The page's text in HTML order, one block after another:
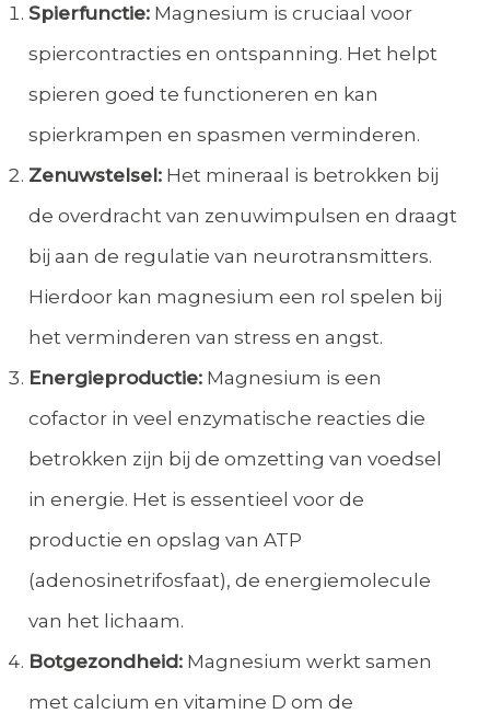
Spierfunctie: Magnesium is cruciaal voor
spiercontracties en ontspanning. Het helpt
spieren goed te functioneren en kan
spierkrampen en spasmen verminderen.
Zenuwstelsel: Het mineraal is betrokken bij
de overdracht van zenuwimpulsen en draagt
bij aan de regulatie van neurotransmitters.
Hierdoor kan magnesium een rol spelen bij
het verminderen van stress en angst.
Energieproductie: Magnesium is een
cofactor in veel enzymatische reacties die
betrokken zijn bij de omzetting van voedsel
in energie. Het is essentieel voor de
productie en opslag van ATP
(adenosinetrifosfaat), de energiemolecule
van het lichaam.
Botgezondheid: Magnesium werkt samen
met calcium en vitamine D om de